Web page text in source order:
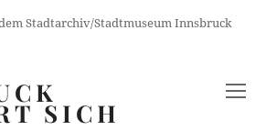
Stadtarchiv/Stadtmuseum Innsbruck
SICH